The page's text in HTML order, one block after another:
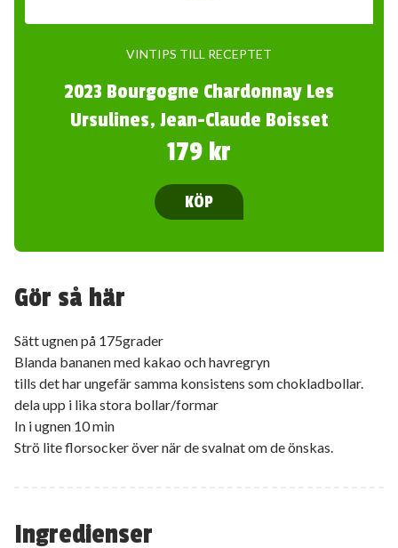
Ingredienser
VINTIPS TILL RECEPTET
2023 Bourgogne Chardonnay Les
Ursulines, Jean-Claude Boisset
179 kr
KÖP
Gör så här
Sätt ugnen på 175grader
Blanda bananen med kakao och havregryn
tills det har ungefär samma konsistens som chokladbollar.
dela upp i lika stora bollar/formar
In i ugnen 10 min
Strö lite florsocker över när de svalnat om de önskas.